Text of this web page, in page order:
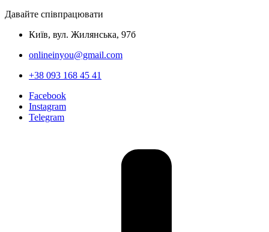
Давайте співпрацювати
Київ, вул. Жилянська, 97б
onlineinyou@gmail.com
+38 093 168 45 41
Facebook
Instagram
Telegram